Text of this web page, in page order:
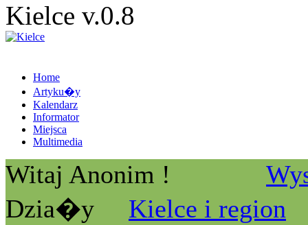
Kielce v.0.8
Home
Artyku�y
Kalendarz
Informator
Miejsca
Multimedia
Witaj Anonim !
Dzia�y
Kielce i region